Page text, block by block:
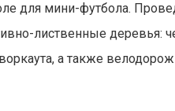
для мини-футбола.
лиственные
а также